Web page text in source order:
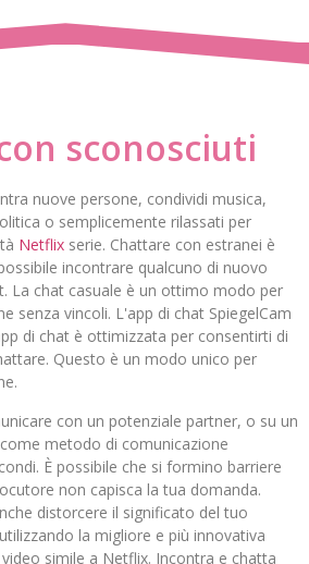
sconosciuti
nuove persone, condividi musica,
o semplicemente rilassati per
Netflix serie. Chattare con estranei è
incontrare qualcuno di nuovo
La chat casuale è un ottimo modo per
senza vincoli. L'app di chat SpiegelCam
di chat è ottimizzata per consentirti di
Questo è un modo unico per
con un potenziale partner, o su un
metodo di comunicazione
È possibile che si formino barriere
non capisca la tua domanda.
distorcere il significato del tuo
la migliore e più innovativa
simile a Netflix. Incontra e chatta